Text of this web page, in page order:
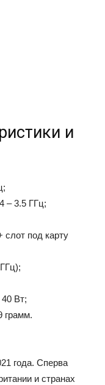
и
– 3.5 ГГц;
слот под карту
Вт;
грамм.
года. Сперва
и странах